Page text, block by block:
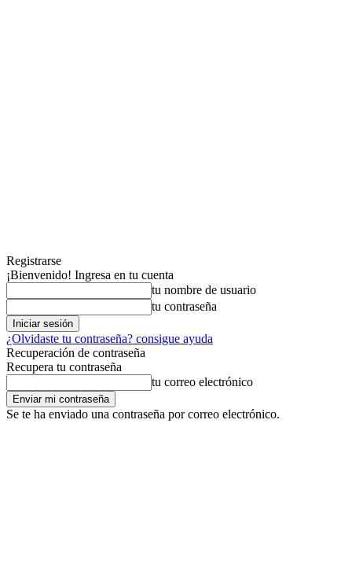
Registrarse
¡Bienvenido! Ingresa en tu cuenta
tu nombre de usuario
tu contraseña
¿Olvidaste tu contraseña? consigue ayuda
Recuperación de contraseña
Recupera tu contraseña
tu correo electrónico
Se te ha enviado una contraseña por correo electrónico.